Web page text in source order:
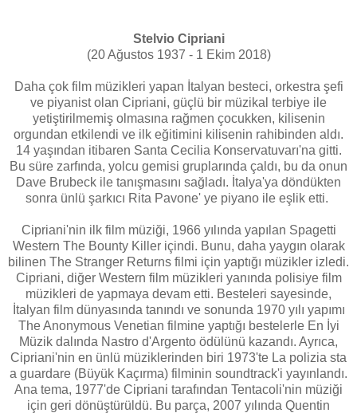
Stelvio Cipriani
(20 Ağustos 1937 - 1 Ekim 2018)
Daha çok film müzikleri yapan İtalyan besteci, orkestra şefi
ve piyanist olan Cipriani, güçlü bir müzikal terbiye ile
yetiştirilmemiş olmasına rağmen çocukken, kilisenin
orgundan etkilendi ve ilk eğitimini kilisenin rahibinden aldı.
14 yaşından itibaren Santa Cecilia Konservatuvarı'na gitti.
Bu süre zarfında, yolcu gemisi gruplarında çaldı, bu da onun
Dave Brubeck ile tanışmasını sağladı. İtalya'ya döndükten
sonra ünlü şarkıcı Rita Pavone' ye piyano ile eşlik etti.
Cipriani'nin ilk film müziği, 1966 yılında yapılan Spagetti
Western The Bounty Killer içindi. Bunu, daha yaygın olarak
bilinen The Stranger Returns filmi için yaptığı müzikler izledi.
Cipriani, diğer Western film müzikleri yanında polisiye film
müzikleri de yapmaya devam etti. Besteleri sayesinde,
İtalyan film dünyasında tanındı ve sonunda 1970 yılı yapımı
The Anonymous Venetian filmine yaptığı bestelerle En İyi
Müzik dalında Nastro d'Argento ödülünü kazandı. Ayrıca,
Cipriani'nin en ünlü müziklerinden biri 1973'te La polizia sta
a guardare (Büyük Kaçırma) filminin soundtrack'i yayınlandı.
Ana tema, 1977'de Cipriani tarafından Tentacoli'nin müziği
için geri dönüştürüldü. Bu parça, 2007 yılında Quentin